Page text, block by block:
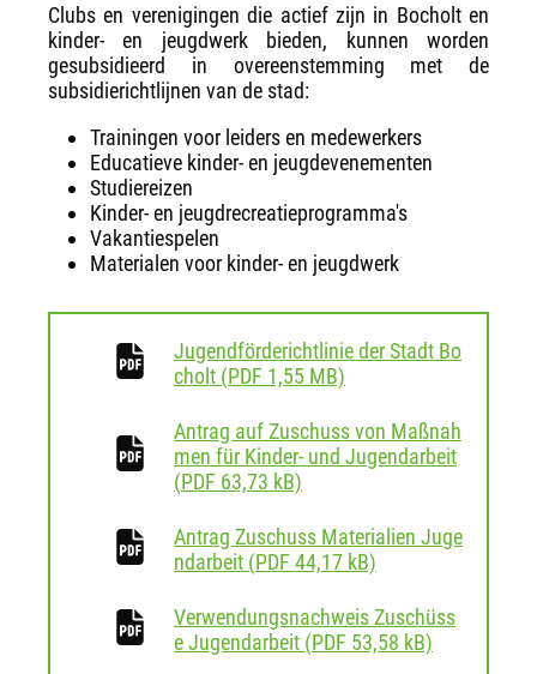
Clubs en verenigingen die actief zijn in Bocholt en
kinder- en jeugdwerk bieden, kunnen worden
gesubsidieerd in overeenstemming met de
subsidierichtlijnen van de stad:
Trainingen voor leiders en medewerkers
Educatieve kinder- en jeugdevenementen
Studiereizen
Kinder- en jeugdrecreatieprogramma's
Vakantiespelen
Materialen voor kinder- en jeugdwerk
Jugendförderichtlinie der Stadt Bo
cholt (PDF 1,55 MB)
Antrag auf Zuschuss von Maßnah
men für Kinder- und Jugendarbeit
(PDF 63,73 kB)
Antrag Zuschuss Materialien Juge
ndarbeit (PDF 44,17 kB)
Verwendungsnachweis Zuschüss
e Jugendarbeit (PDF 53,58 kB)